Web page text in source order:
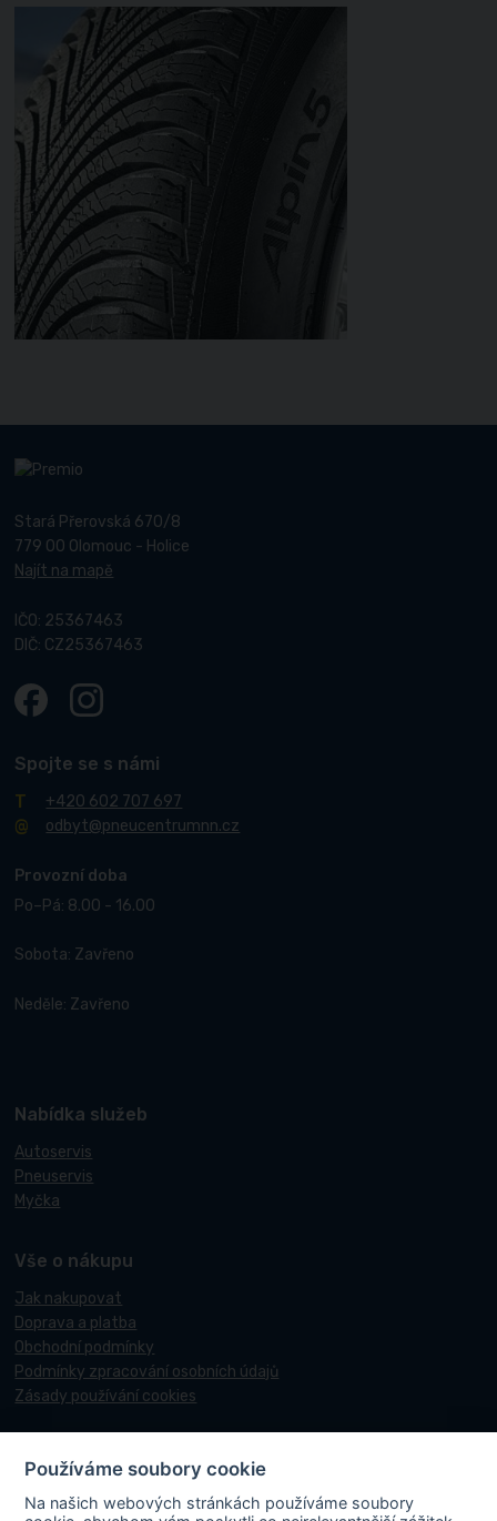
Stará Přerovská 670/8
779 00 Olomouc - Holice
Najít na mapě
IČO: 25367463
DIČ: CZ25367463
Spojte se s námi
+420 602 707 697
odbyt@pneucentrumnn.cz
Provozní doba
Po–Pá: 8.00 - 16.00
Sobota: Zavřeno
Neděle: Zavřeno
Nabídka služeb
Autoservis
Pneuservis
Myčka
Vše o nákupu
Jak nakupovat
Doprava a platba
Obchodní podmínky
Podmínky zpracování osobních údajů
Zásady používání cookies
© 2017-2026 Pneucentrum N&N.
Webové stránky realizovalMatosoft.
Používáme soubory cookie
Na našich webových stránkách používáme soubory